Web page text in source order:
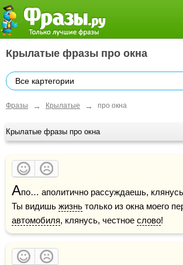
Крылатые фразы про окна
Все картегории
Фразы → Крылатые → про окна
Крылатые фразы про окна
Апо… аполитично рассуждаешь,
Ты видишь жизнь
автомобиля, клянусь, честное слово!